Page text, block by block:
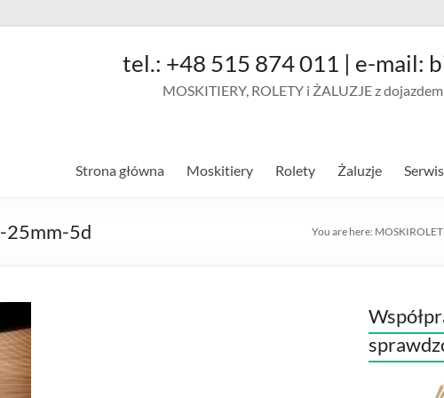
tel.: +48 515 874 011 | e-mail:
MOSKITIERY, ROLETY i ŻALUZJE z
Strona główna Moskitiery Rolety Żaluzje Serwis
25mm-5d You are here: MOSKIROLET